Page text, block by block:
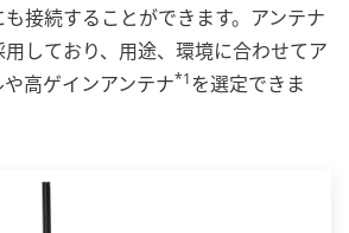
接続することができます。アンテナ
しており、用途、環境に合わせてア
高ゲインアンテナ*1を選定できま